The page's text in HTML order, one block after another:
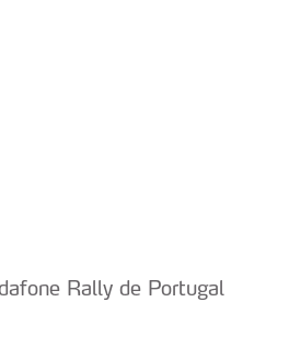
Rally de Portugal